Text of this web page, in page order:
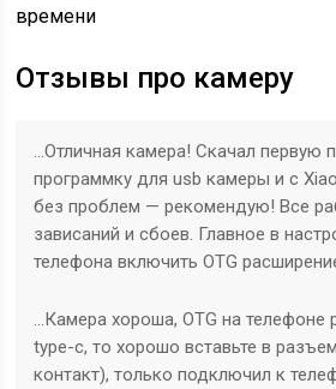
времени
Отзывы про камеру
…Отличная камера! Скачал первую
программку для usb камеры и с
без проблем — рекомендую! Все
зависаний и сбоев. Главное в
телефона включить OTG
…Камера хороша, OTG на телефоне
type-c, то хорошо вставьте в
контакт), только подключил к